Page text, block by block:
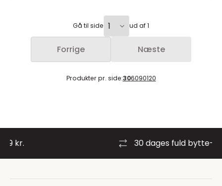
Gå til side ud af 1
Forrige Næste
Produkter pr. side:306090120
30 dages fuld bytte- og retur